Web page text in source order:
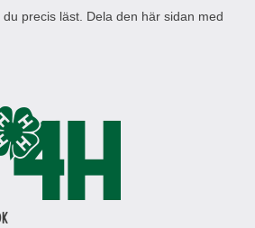
precis läst. Dela den här sidan med